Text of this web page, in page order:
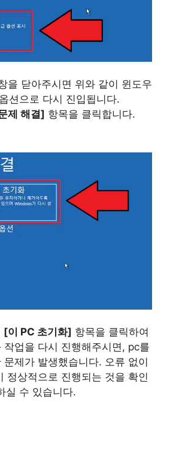
을 닫아주시면 위와 같이 윈도우
션으로 다시 진입됩니다.
제 해결] 항목을 클릭합니다.
[이 PC 초기화] 항목을 클릭하여
작업을 다시 진행해주시면, pc를
문제가 발생했습니다. 오류 없이
정상적으로 진행되는 것을 확인
실 수 있습니다.